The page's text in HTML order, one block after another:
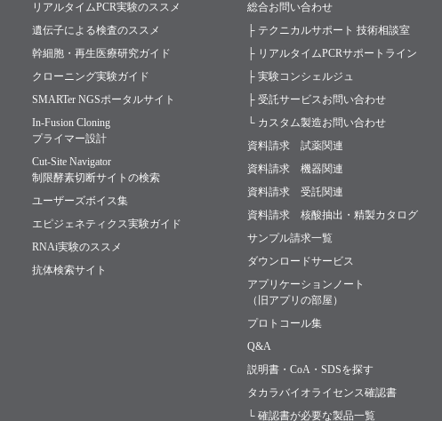
リアルタイムPCR実験のススメ
遺伝子による検査のススメ
幹細胞・再生医療研究ガイド
クローニング実験ガイド
SMARTer NGSポータルサイト
In-Fusion Cloning
プライマー設計
Cut-Site Navigator
制限酵素切断サイトの検索
ユーザーズボイス集
エピジェネティクス実験ガイド
RNAi実験のススメ
抗体検索サイト
総合お問い合わせ
├ テクニカルサポート 技術相談室
├ リアルタイムPCRサポートライン
├ 実験コンシェルジュ
├ 受託サービスお問い合わせ
└ カスタム製造お問い合わせ
資料請求 試薬関連
資料請求 機器関連
資料請求 受託関連
資料請求 核酸抽出・精製カタログ
サンプル請求一覧
ダウンロードサービス
アプリケーションノート
（旧アプリの部屋）
プロトコール集
Q&A
説明書・CoA・SDSを探す
タカラバイオライセンス確認書
└ 確認書が必要な製品一覧